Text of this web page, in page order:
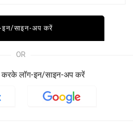
इन/साइन-अप करें
OR
करके लॉग-इन/साइन-अप करें